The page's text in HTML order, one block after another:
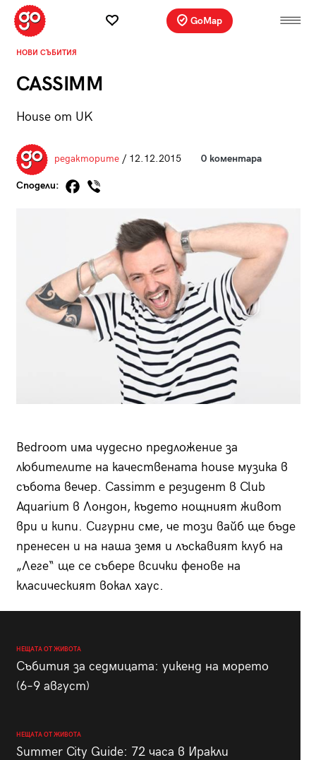
GoMap
НОВИ СЪБИТИЯ
CASSIMM
House от UK
редакторите/ 12.12.2015 0 коментара
Сподели:
Bedroom има чудесно предложение за
любителите на качествената house музика в
събота вечер. Cassimm e резидент в Club
Aquarium в Лондон, където нощният живот
ври и кипи. Сигурни сме, че този вайб ще бъде
пренесен и на наша земя и лъскавият клуб на
„Леге“ ще се събере всички фенове на
класическият вокал хаус.
НЕЩАТА ОТ ЖИВОТА
Събития за седмицата: уикенд на морето
(6–9 август)
НЕЩАТА ОТ ЖИВОТА
Summer City Guide: 72 часа в Иракли